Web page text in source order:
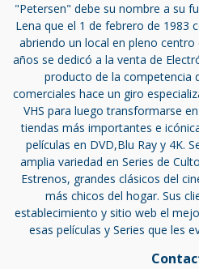
"Petersen" debe su nombre a su
Lena que el 1 de febrero de 1983
abriendo un local en pleno
años se dedicó a la venta de
producto de la competencia
comerciales hace un giro
VHS para luego transformarse
tiendas más importantes e
películas en DVD,Blu Ray y 4K.
amplia variedad en Series de
Estrenos, grandes clásicos del
más chicos del hogar. Sus
establecimiento y sitio web el
esas películas y Series que les